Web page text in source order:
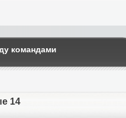
командами
14